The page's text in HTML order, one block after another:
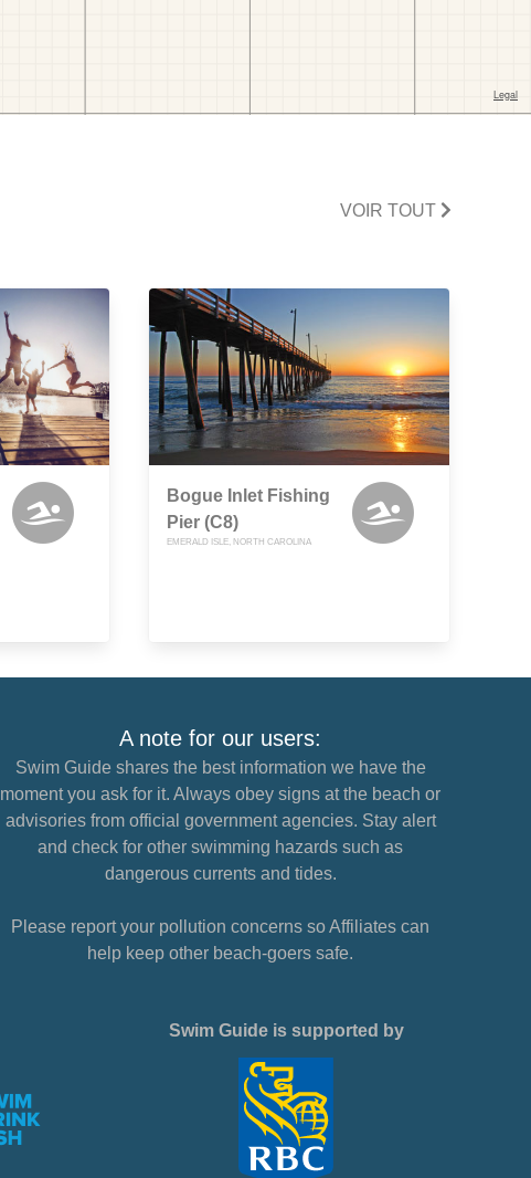
VOIR TOUT
Bogue Inlet Fishing
Pier (C8)
EMERALD ISLE, NORTH CAROLINA
A note for our users:
Swim Guide shares the best information we have the
moment you ask for it. Always obey signs at the beach or
advisories from official government agencies. Stay alert
and check for other swimming hazards such as
dangerous currents and tides.
Please report your pollution concerns so Affiliates can
help keep other beach-goers safe.
Swim Guide is supported by